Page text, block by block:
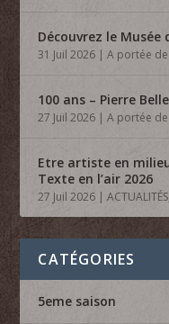
Découvrez le Musée
31 Juil 2026 |A portée
100 ans – Pierre
27 Juil 2026 |A portée
Etre artiste en
Texte en l’air 2026
27 Juil 2026 |ACTUALITÉS
CATÉGORIES
5eme saison